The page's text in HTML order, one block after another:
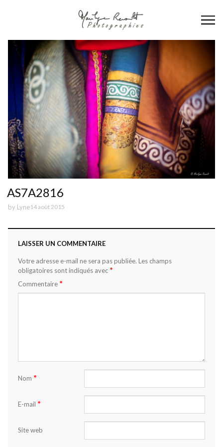
AS7A2816
by Lyne14 août 2015
LAISSER UN COMMENTAIRE
Votre adresse e-mail ne sera pas publiée. Les champs
obligatoires sont indiqués avec *
Commentaire *
Nom *
E-mail *
Site web